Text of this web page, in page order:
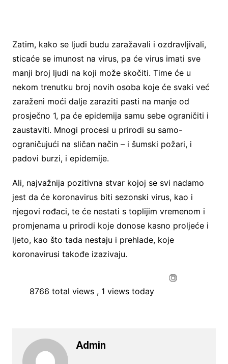
Zatim, kako se ljudi budu zaražavali i ozdravljivali,
sticaće se imunost na virus, pa će virus imati sve
manji broj ljudi na koji može skočiti. Time će u
nekom trenutku broj novih osoba koje će svaki već
zaraženi moći dalje zaraziti pasti na manje od
prosječno 1, pa će epidemija samu sebe ograničiti i
zaustaviti. Mnogi procesi u prirodi su samo-
ograničujući na sličan način – i šumski požari, i
padovi burzi, i epidemije.
Ali, najvažnija pozitivna stvar kojoj se svi nadamo
jest da će koronavirus biti sezonski virus, kao i
njegovi rođaci, te će nestati s toplijim vremenom i
promjenama u prirodi koje donose kasno proljeće i
ljeto, kao što tada nestaju i prehlade, koje
koronavirusi takođe izazivaju.
8766 total views , 1 views today
Admin